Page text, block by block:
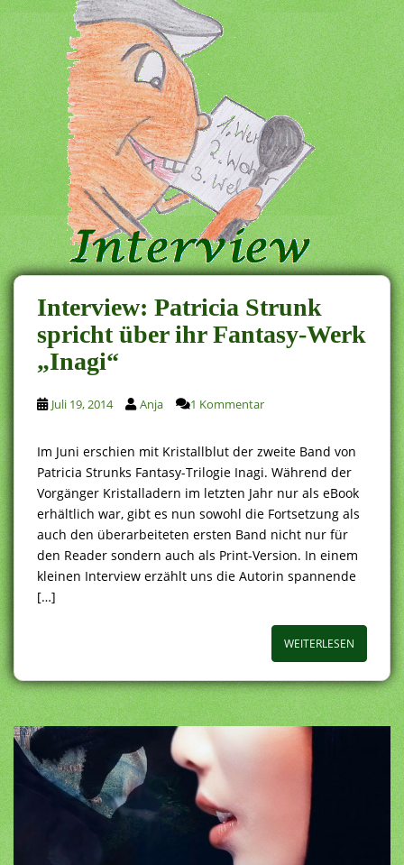
Interview: Patricia Strunk
spricht über ihr Fantasy-Werk
„Inagi“
Juli 19, 2014 Anja 1 Kommentar
Im Juni erschien mit Kristallblut der zweite Band von
Patricia Strunks Fantasy-Trilogie Inagi. Während der
Vorgänger Kristalladern im letzten Jahr nur als eBook
erhältlich war, gibt es nun sowohl die Fortsetzung als
auch den überarbeiteten ersten Band nicht nur für
den Reader sondern auch als Print-Version. In einem
kleinen Interview erzählt uns die Autorin spannende
[…]
WEITERLESEN